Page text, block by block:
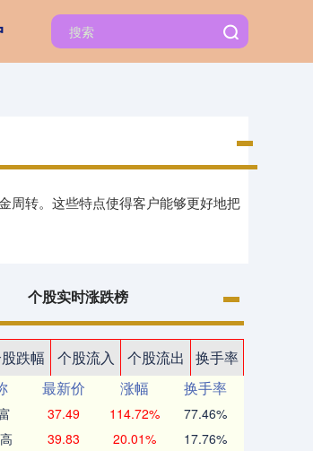
周转。这些特点使得客户能够更好地把
个股实时涨跌榜
跌幅 个股流入 个股流出
换手率
最新价 涨幅
换手率
37.49 114.72% 77.46%
39.83 20.01% 17.76%